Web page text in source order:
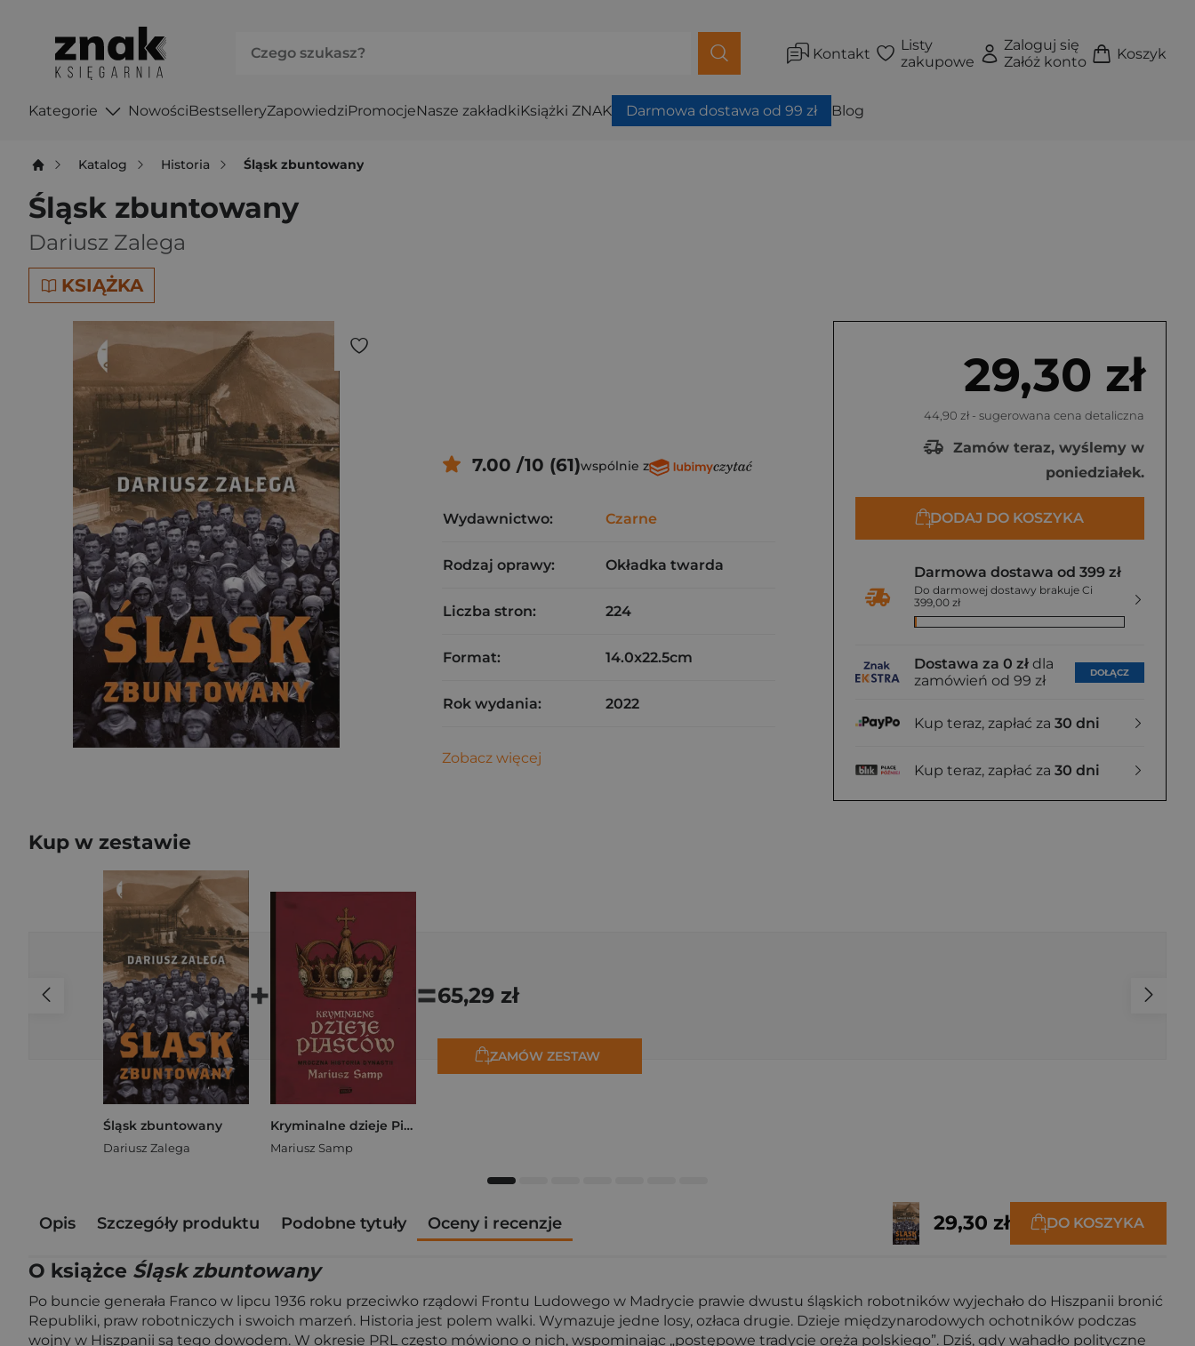
Kontakt
Listy
zakupowe
Zaloguj się
Załóż konto
Koszyk
Kategorie NowościBestselleryZapowiedziPromocjeNasze zakładkiKsiążki ZNAK Darmowa dostawa od 99 zł Blog
Katalog Historia Śląsk zbuntowany
Śląsk zbuntowany
Dariusz Zalega
KSIĄŻKA
29,30 zł
44,90 zł - sugerowana cena detaliczna
Zamów teraz, wyślemy w
poniedziałek.
DODAJ DO KOSZYKA
Darmowa dostawa od 399 zł
Do darmowej dostawy brakuje Ci
399,00 zł
Dostawa za 0 zł dla
zamówień od 99 zł
DOŁĄCZ
Kup teraz, zapłać za 30 dni
Kup teraz, zapłać za 30 dni
7.00 /10 (61)wspólnie z
Wydawnictwo: Czarne
Rodzaj oprawy: Okładka twarda
Liczba stron: 224
Format: 14.0x22.5cm
Rok wydania: 2022
Zobacz więcej
Kup w zestawie
Śląsk zbuntowany
Dariusz Zalega
+
Kryminalne dzieje Piastów. Mroczna historia dynastii
Mariusz Samp
=65,29 zł
ZAMÓW ZESTAW
Opis Szczegóły produktu Podobne tytuły Oceny i recenzje 29,30 zł DO KOSZYKA
O książce Śląsk zbuntowany
Po buncie generała Franco w lipcu 1936 roku przeciwko rządowi Frontu Ludowego w Madrycie prawie dwustu śląskich robotników wyjechało do Hiszpanii bronić
Republiki, praw robotniczych i swoich marzeń. Historia jest polem walki. Wymazuje jedne losy, ozłaca drugie. Dzieje międzynarodowych ochotników podczas
wojny w Hiszpanii są tego dowodem. W okresie PRL często mówiono o nich, wspominając „postępowe tradycje oręża polskiego”. Dziś, gdy wahadło polityczne